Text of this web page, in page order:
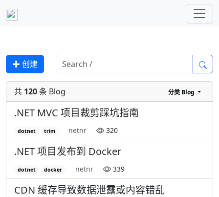
✚ 创建
共 120条 Blog 分类 Blog
.NET MVC 项目裁剪踩坑指南
dotnet trim netnr 320
.NET 项目发布到 Docker
dotnet docker netnr 339
CDN 缓存导致数据泄露或内容错乱